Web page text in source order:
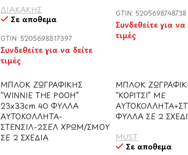
ΔΙΑΚΑΚΗΣ
Σε απόθεμα
GTIN: 5205698817397
Συνδεθείτε για να δείτε
τιμές
GTIN: 5205698748738
Συνδεθείτε για να
τιμές
ΜΠΛΟΚ ΖΩΓΡΑΦΙΚΗΣ
“WINNIE THE POOH”
23x33cm 40 ΦΥΛΛΑ
ΑΥΤΟΚΟΛΛΗΤΑ-
ΣΤΕΝΣΙΛ-2ΣΕΛ ΧΡΩΜ/ΣΜΟΥ
ΣΕ 2 ΣΧΕΔΙΑ
ΜΠΛΟΚ
“ΚΟΡΙΤΣΙ” ΜΕ
ΦΥΛΛΑ ΣΕ 2
MUST
Σε απόθεμα